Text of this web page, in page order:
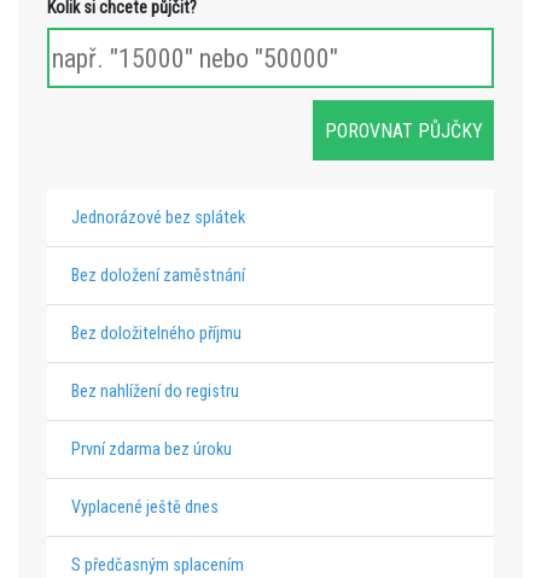
Kolik si chcete půjčit?
Jednorázové bez splátek
Bez doložení zaměstnání
Bez doložitelného příjmu
Bez nahlížení do registru
První zdarma bez úroku
Vyplacené ještě dnes
S předčasným splacením